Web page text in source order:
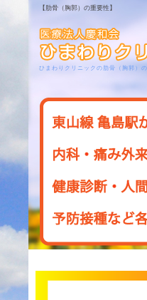
【肋骨（胸郭）の重要性】
ひまわりクリニックの肋骨（胸郭）